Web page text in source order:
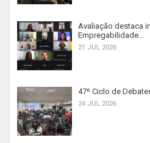
Avaliação destaca
Empregabilidade...
21 JUL 2026
47º Ciclo de
24 JUL 2026